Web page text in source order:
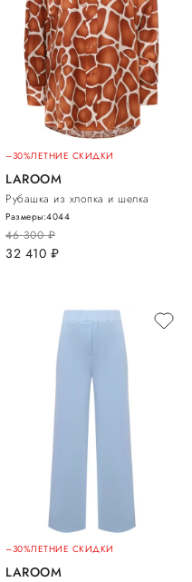
–30%ЛЕТНИЕ СКИДКИ
LAROOM
Рубашка из хлопка и шелка
46 300руб.
32 410 руб.
Размеры:4044
–30%ЛЕТНИЕ СКИДКИ
LAROOM